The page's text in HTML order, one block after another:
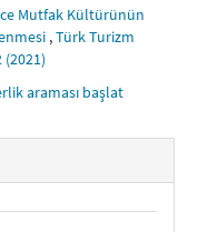
Mutfak Kültürünün
,Türk Turizm
(2021)
araması başlat